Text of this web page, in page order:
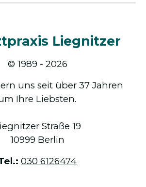
Liegnitzer
© 1989 - 2026
uns seit über 37 Jahren
Ihre Liebsten.
Straße 19
10999 Berlin
030 6126474